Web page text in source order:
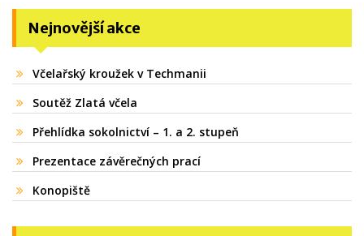
Nejnovější akce
Včelařský kroužek v Techmanii
Soutěž Zlatá včela
Přehlídka sokolnictví – 1. a 2. stupeň
Prezentace závěrečných prací
Konopiště